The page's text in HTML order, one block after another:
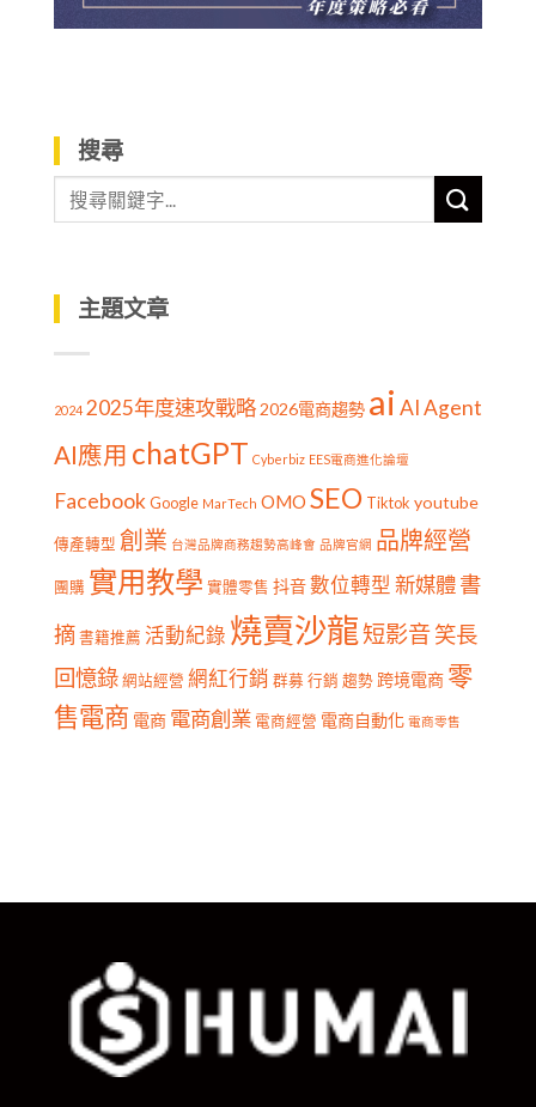
搜尋
主題文章
2024 2025年度速攻戰略2026電商趨勢 ai AI Agent
AI應用 chatGPT Cyberbiz EES電商進化論壇
Facebook Google MarTech OMO SEO Tiktok youtube
傳產轉型 創業 台灣品牌商務趨勢高峰會 品牌官網 品牌經營
團購 實用教學 實體零售 抖音數位轉型 新媒體書
摘 書籍推薦 活動紀錄 燒賣沙龍短影音笑長
回憶錄 網站經營 網紅行銷 群募 行銷 趨勢 跨境電商 零
售電商 電商 電商創業 電商經營 電商自動化 電商零售